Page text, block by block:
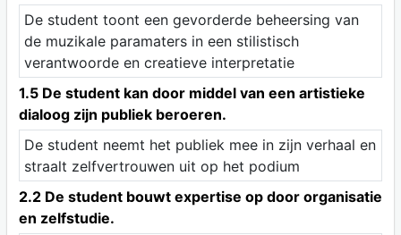
De student toont een gevorderde beheersing van
de muzikale paramaters in een stilistisch
verantwoorde en creatieve interpretatie
1.5 De student kan door middel van een artistieke
dialoog zijn publiek beroeren.
De student neemt het publiek mee in zijn verhaal en
straalt zelfvertrouwen uit op het podium
2.2 De student bouwt expertise op door organisatie
en zelfstudie.